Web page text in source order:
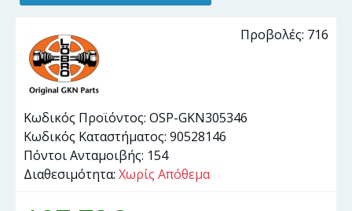
Προβολές: 716
Κωδικός Προϊόντος: OSP-GKN305346
Κωδικός Καταστήματος: 90528146
Πόντοι Ανταμοιβής: 154
Διαθεσιμότητα: Χωρίς Απόθεμα